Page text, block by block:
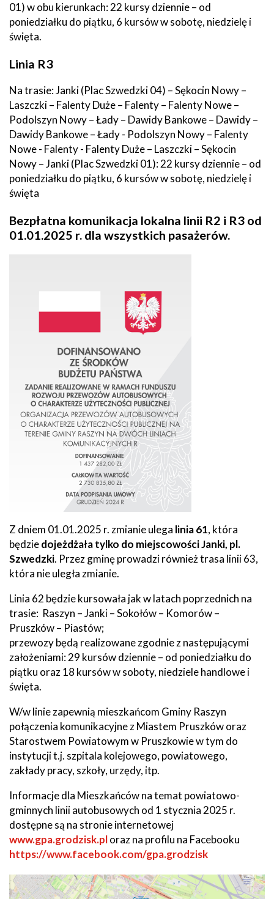
01) w obu kierunkach: 22 kursy dziennie – od
poniedziałku do piątku, 6 kursów w sobotę, niedzielę i
święta.
Linia R3
Na trasie: Janki (Plac Szwedzki 04) – Sękocin Nowy –
Laszczki – Falenty Duże – Falenty – Falenty Nowe –
Podolszyn Nowy – Łady – Dawidy Bankowe – Dawidy –
Dawidy Bankowe – Łady - Podolszyn Nowy – Falenty
Nowe - Falenty - Falenty Duże – Laszczki – Sękocin
Nowy – Janki (Plac Szwedzki 01): 22 kursy dziennie – od
poniedziałku do piątku, 6 kursów w sobotę, niedzielę i
święta
Bezpłatna komunikacja lokalna linii R2 i R3 od
01.01.2025 r. dla wszystkich pasażerów.
Z dniem 01.01.2025 r. zmianie ulega linia 61, która
będziedojeżdżała tylko do miejscowości Janki, pl.
Szwedzki. Przez gminę prowadzi również trasa linii 63,
która nie uległa zmianie.
Linia 62 będzie kursowała jak w latach poprzednich na
trasie: Raszyn – Janki – Sokołów – Komorów –
Pruszków – Piastów;
przewozy będą realizowane zgodnie z następującymi
założeniami: 29 kursów dziennie – od poniedziałku do
piątku oraz 18 kursów w soboty, niedziele handlowe i
święta.
W/w linie zapewnią mieszkańcom Gminy Raszyn
połączenia komunikacyjne z Miastem Pruszków oraz
Starostwem Powiatowym w Pruszkowie w tym do
instytucji t.j. szpitala kolejowego, powiatowego,
zakłady pracy, szkoły, urzędy, itp.
Informacje dla Mieszkańców na temat powiatowo-
gminnych linii autobusowych od 1 stycznia 2025 r.
dostępne są na stronie internetowej
www.gpa.grodzisk.ploraz na profilu na Facebooku
https://www.facebook.com/gpa.grodzisk